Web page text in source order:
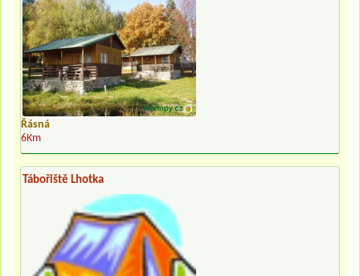
Řásná
6Km
Tábořiště Lhotka